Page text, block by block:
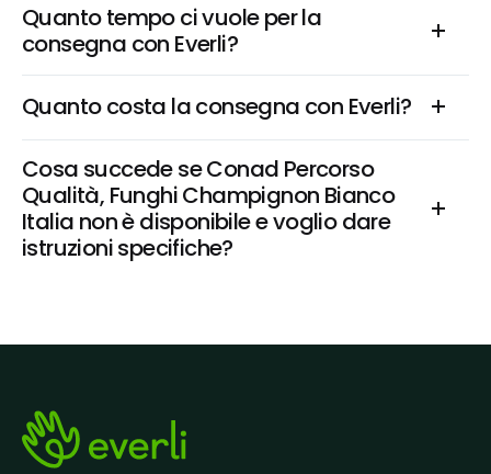
Quanto tempo ci vuole per la
consegna con Everli?
Quanto costa la consegna con Everli?
Cosa succede se Conad Percorso
Qualità, Funghi Champignon Bianco
Italia non è disponibile e voglio dare
istruzioni specifiche?